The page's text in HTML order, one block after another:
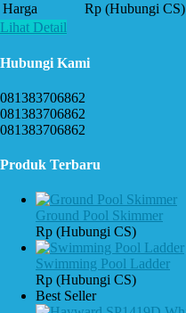
Harga
Rp (Hubungi CS)
Lihat Detail
Hubungi Kami
081383706862
081383706862
081383706862
Produk Terbaru
Ground Pool Skimmer
Rp (Hubungi CS)
Swimming Pool Ladder
Rp (Hubungi CS)
Best Seller